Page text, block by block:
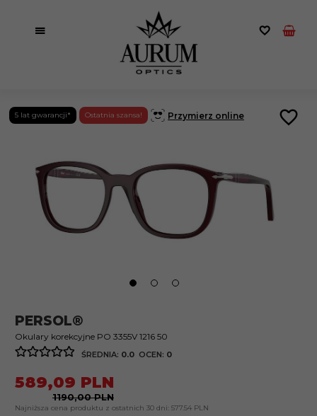
5 lat gwarancji* Ostatnia szansa! Przymierz online
PERSOL®
Okulary korekcyjne PO 3355V 1216 50
ŚREDNIA: 0.0 OCEN: 0
589,09 PLN
1190,00 PLN
Najniższa cena produktu z ostatnich 30 dni: 577.54 PLN